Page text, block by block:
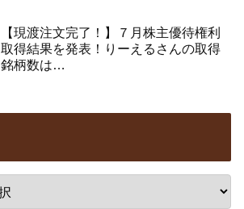
【現渡注文完了！】７月株主優待権利
取得結果を発表！りーえるさんの取得
銘柄数は…